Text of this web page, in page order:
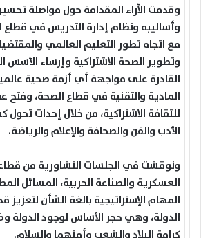
وقدمت الآراء المقدامة حول مواصلة
وأساليبه ونظام إدارة التدريس في قطاع
مع اتجاه تطور التعليم العالمي
وتطوير الصحة الاشتراكية وإرساء الأسس
القادرة على مواجهة أي أزمة صحية
المادية والتقنية في قطاع الصحة، وفتح
للثقافة الاشتراكية، من خلال إحداث
الأدب والفن والصحافة والإعلام والرياضة.
ونوقشت في الجلسات التشاورية من
العسكرية والصناعة الحربية، المسائل
المهام الإستراتيجية بالغة الشأن لتعزيز
الدولة، وهي حجر الأساس لوجود الدولة
كرامة البلاد والشعب وأمنهما والسلام.